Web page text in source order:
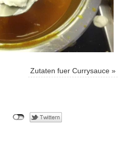
Zutaten fuer Currysauce »